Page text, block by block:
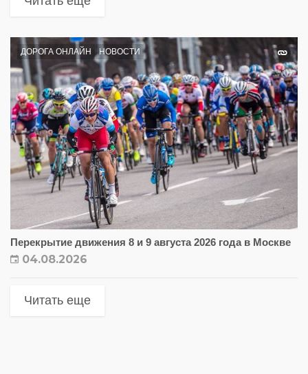
ДОРОГА ОНЛАЙН НОВОСТИ
Перекрытие движения 8 и 9 августа 2026 года в Москве
04.08.2026
Читать еще